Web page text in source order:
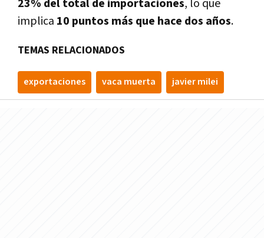
23% del total de importaciones, lo que
implica 10 puntos más que hace dos años.
TEMAS RELACIONADOS
exportaciones vaca muerta javier milei